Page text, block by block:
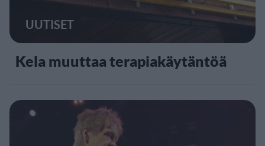
UUTISET
Kela muuttaa terapiakäytäntöä